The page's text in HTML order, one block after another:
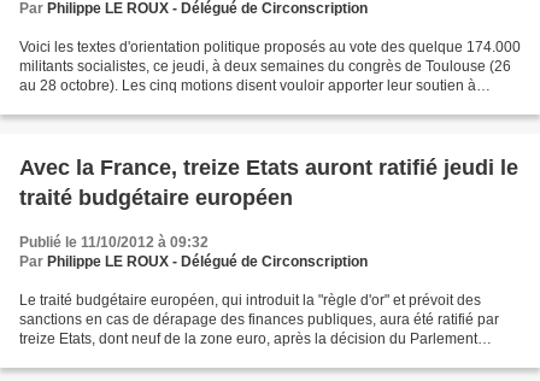
Par Philippe LE ROUX - Délégué de Circonscription
Voici les textes d'orientation politique proposés au vote des quelque 174.000
militants socialistes, ce jeudi, à deux semaines du congrès de Toulouse (26
au 28 octobre). Les cinq motions disent vouloir apporter leur soutien à
Avec la France, treize Etats auront ratifié jeudi le
traité budgétaire européen
Publié le 11/10/2012 à 09:32
Par Philippe LE ROUX - Délégué de Circonscription
Le traité budgétaire européen, qui introduit la "règle d'or" et prévoit des
sanctions en cas de dérapage des finances publiques, aura été ratifié par
treize Etats, dont neuf de la zone euro, après la décision du Parlement